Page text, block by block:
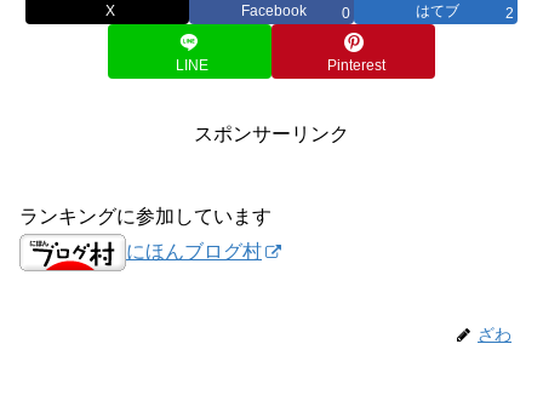
X Facebook 0 はてブ 2
LINE Pinterest
スポンサーリンク
ランキングに参加しています
にほんブログ村
ざわ